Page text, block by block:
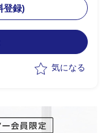
に定義し、アジア/
展開を支援
バーとして各地域の
プロセスの設計と改
整/折衝における日本
当との連携、各国拠
登録)
気になる